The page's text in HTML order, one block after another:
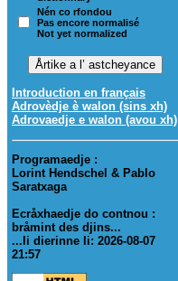
Nén co rfondou
Pas encore normalisé
Not yet normalized
Introduction en français
Adrovèdje è walon (sins xh)
Adrovaedje e walon (avou xh)
Programaedje :
Lorint Hendschel & Pablo
Saratxaga
Ecråxhaedje do contnou :
bråmint des djins...
...li dierinne li: 2026-08-07
21:57